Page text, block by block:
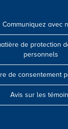
Communiquez avec
de protection
personnels
de consentement
Avis sur les